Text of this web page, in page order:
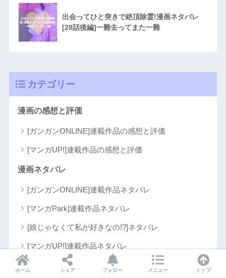
出会ってひと突きで絶頂除霊!漫画ネタバレ
[28話後編]一難去ってまた一難
カテゴリー
漫画の感想と評価
[ガンガンONLINE]連載作品の感想と評価
[マンガUP!]連載作品の感想と評価
漫画ネタバレ
[ガンガンONLINE]連載作品ネタバレ
[マンガPark]連載作品ネタバレ
[娘じゃなくて私が好きなの!?]ネタバレ
[マンガUP!]連載作品ネタバレ
[いじめるアイツが悪いのか、いじめられた僕が悪い
ホーム シェア フォロー メニュー トップ